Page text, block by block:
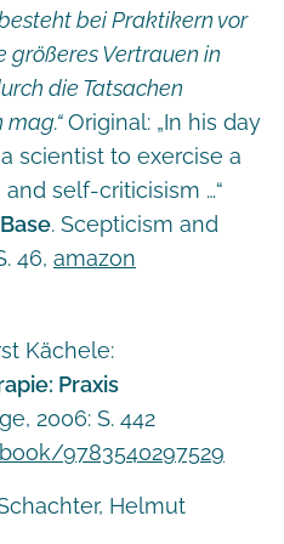
bei Praktikern vor
größeres Vertrauen in
die Tatsachen
Original: „In his day
scientist to exercise a
self-criticisism …“
. Scepticism and
46, amazon
Kächele:
Praxis
2006: S. 442
9783540297529
Helmut